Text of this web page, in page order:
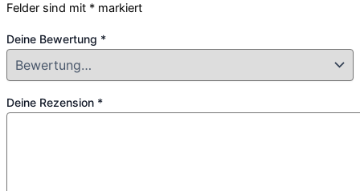
Felder sind mit * markiert
Deine Bewertung *
Deine Rezension *